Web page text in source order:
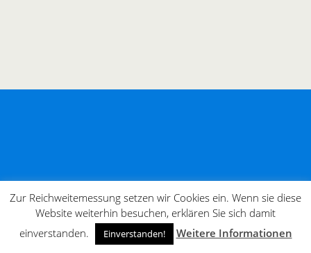
Zur Reichweitemessung setzen wir Cookies ein. Wenn sie diese
Website weiterhin besuchen, erklären Sie sich damit
einverstanden.
Einverstanden! Weitere Informationen